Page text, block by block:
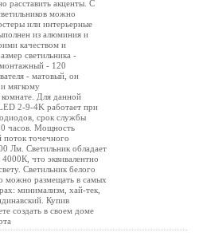
расставить акценты. С
можно
или интерьерные
из алюминия и
качеством и
светильника -
- 120
- матовый, он
мягкому
Для данной
2-9-4K работает при
срок службы
часов. Мощность
поток точечного
Лм. Светильник обладает
что эквивалентно
Светильник белого
можно размещать в самых
минимализм, хай-тек,
Купив
создать в своем доме